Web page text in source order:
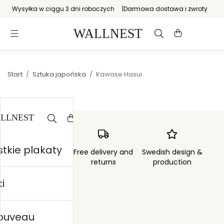
Wysyłka w ciągu 3 dni roboczych Darmowa dostawa i zwroty
Start / Sztuka japońska / Kawase Hasui
Order sent within
Free delivery and
returns
Swedish design &
production
plakaty